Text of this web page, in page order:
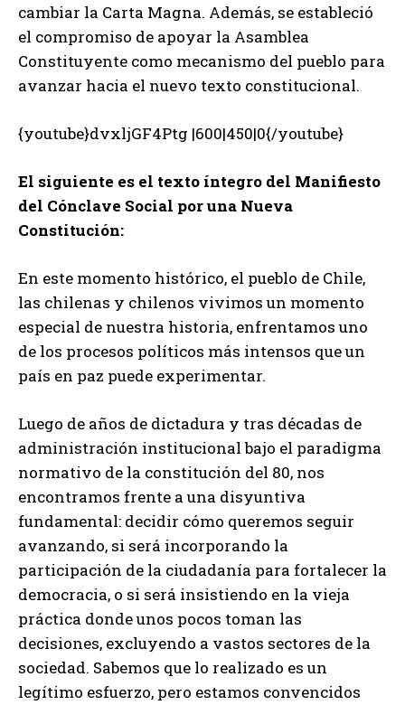
cambiar la Carta Magna. Además, se estableció
el compromiso de apoyar la Asamblea
Constituyente como mecanismo del pueblo para
avanzar hacia el nuevo texto constitucional.
{youtube}dvxljGF4Ptg |600|450|0{/youtube}
El siguiente es el texto íntegro del Manifiesto
del Cónclave Social por una Nueva
Constitución:
En este momento histórico, el pueblo de Chile,
las chilenas y chilenos vivimos un momento
especial de nuestra historia, enfrentamos uno
de los procesos políticos más intensos que un
país en paz puede experimentar.
Luego de años de dictadura y tras décadas de
administración institucional bajo el paradigma
normativo de la constitución del 80, nos
encontramos frente a una disyuntiva
fundamental: decidir cómo queremos seguir
avanzando, si será incorporando la
participación de la ciudadanía para fortalecer la
democracia, o si será insistiendo en la vieja
práctica donde unos pocos toman las
decisiones, excluyendo a vastos sectores de la
sociedad. Sabemos que lo realizado es un
legítimo esfuerzo, pero estamos convencidos